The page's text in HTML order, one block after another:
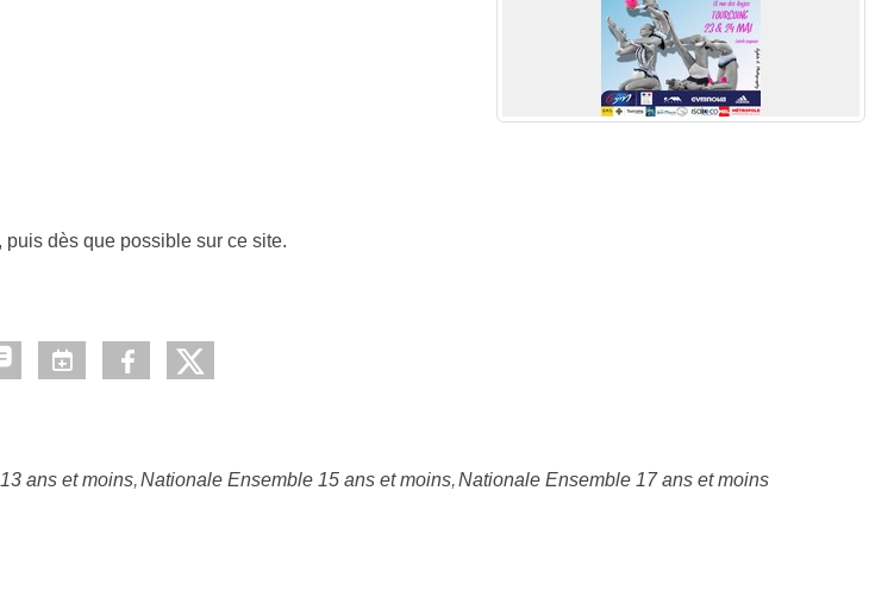
, puis dès que possible sur ce site.
ans et moins Nationale Ensemble 15 ans et moins Nationale Ensemble 17 ans et moins